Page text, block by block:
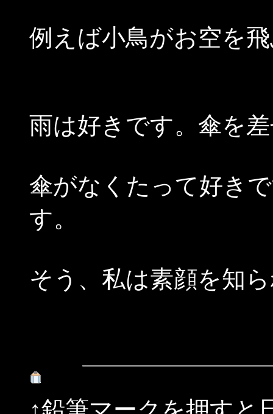
例えば小鳥がお空を
雨は好きです。傘を
傘がなくたって好き
す。
そう、私は素顔を知